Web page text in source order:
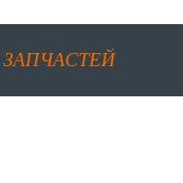
ЗАПЧАСТЕЙ